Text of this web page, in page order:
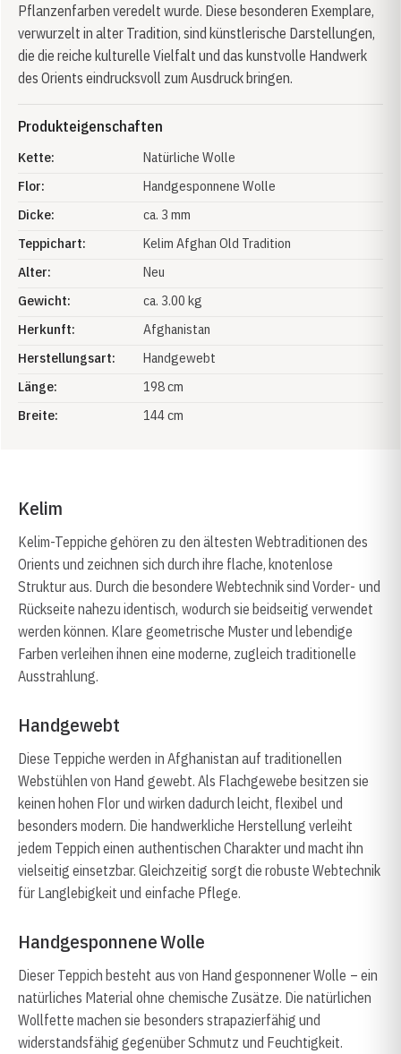
Pflanzenfarben veredelt wurde. Diese besonderen Exemplare,
verwurzelt in alter Tradition, sind künstlerische Darstellungen,
die die reiche kulturelle Vielfalt und das kunstvolle Handwerk
des Orients eindrucksvoll zum Ausdruck bringen.
Produkteigenschaften
Kette:
Natürliche Wolle
Flor:
Handgesponnene Wolle
Dicke:
ca. 3 mm
Teppichart:
Kelim Afghan Old Tradition
Alter:
Neu
Gewicht:
ca. 3.00 kg
Herkunft:
Afghanistan
Herstellungsart:
Handgewebt
Länge:
198 cm
Breite:
144 cm
Kelim
Kelim-Teppiche gehören zu den ältesten Webtraditionen des
Orients und zeichnen sich durch ihre flache, knotenlose
Struktur aus. Durch die besondere Webtechnik sind Vorder- und
Rückseite nahezu identisch, wodurch sie beidseitig verwendet
werden können. Klare geometrische Muster und lebendige
Farben verleihen ihnen eine moderne, zugleich traditionelle
Ausstrahlung.
Handgewebt
Diese Teppiche werden in Afghanistan auf traditionellen
Webstühlen von Hand gewebt. Als Flachgewebe besitzen sie
keinen hohen Flor und wirken dadurch leicht, flexibel und
besonders modern. Die handwerkliche Herstellung verleiht
jedem Teppich einen authentischen Charakter und macht ihn
vielseitig einsetzbar. Gleichzeitig sorgt die robuste Webtechnik
für Langlebigkeit und einfache Pflege.
Handgesponnene Wolle
Dieser Teppich besteht aus von Hand gesponnener Wolle – ein
natürliches Material ohne chemische Zusätze. Die natürlichen
Wollfette machen sie besonders strapazierfähig und
widerstandsfähig gegenüber Schmutz und Feuchtigkeit.